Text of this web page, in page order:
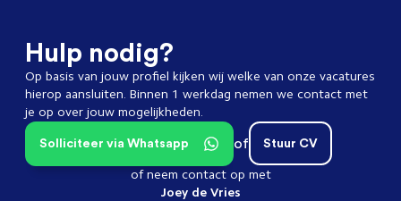
Hulp nodig?
Op basis van jouw profiel kijken wij welke van onze vacatures
hierop aansluiten. Binnen 1 werkdag nemen we contact met
je op over jouw mogelijkheden.
Stuur CV
of
Solliciteer via Whatsapp
of neem contact op met
Joey de Vries